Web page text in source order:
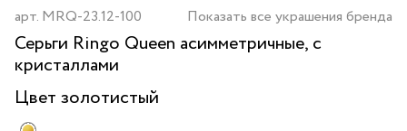
арт. MRQ-23.12-100 Показать все украшения бренда
Серьги Ringo Queen асимметричные, с
кристаллами
Цвет золотистый